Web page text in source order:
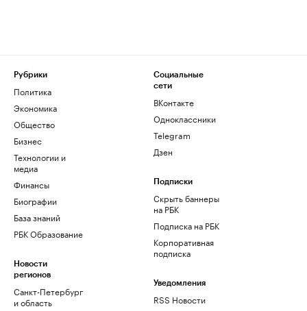
Рубрики
Политика
Экономика
Общество
Бизнес
Технологии и
медиа
Финансы
Биографии
База знаний
РБК Образование
Новости
регионов
Санкт-Петербург
и область
Социальные
сети
ВКонтакте
Одноклассники
Telegram
Дзен
Подписки
Скрыть баннеры
на РБК
Подписка на РБК
Корпоративная
подписка
Уведомления
RSS Новости